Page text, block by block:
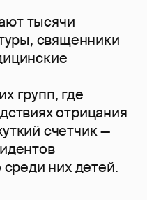
тысячи
священники
групп, где
отрицания
счетчик —
них детей.